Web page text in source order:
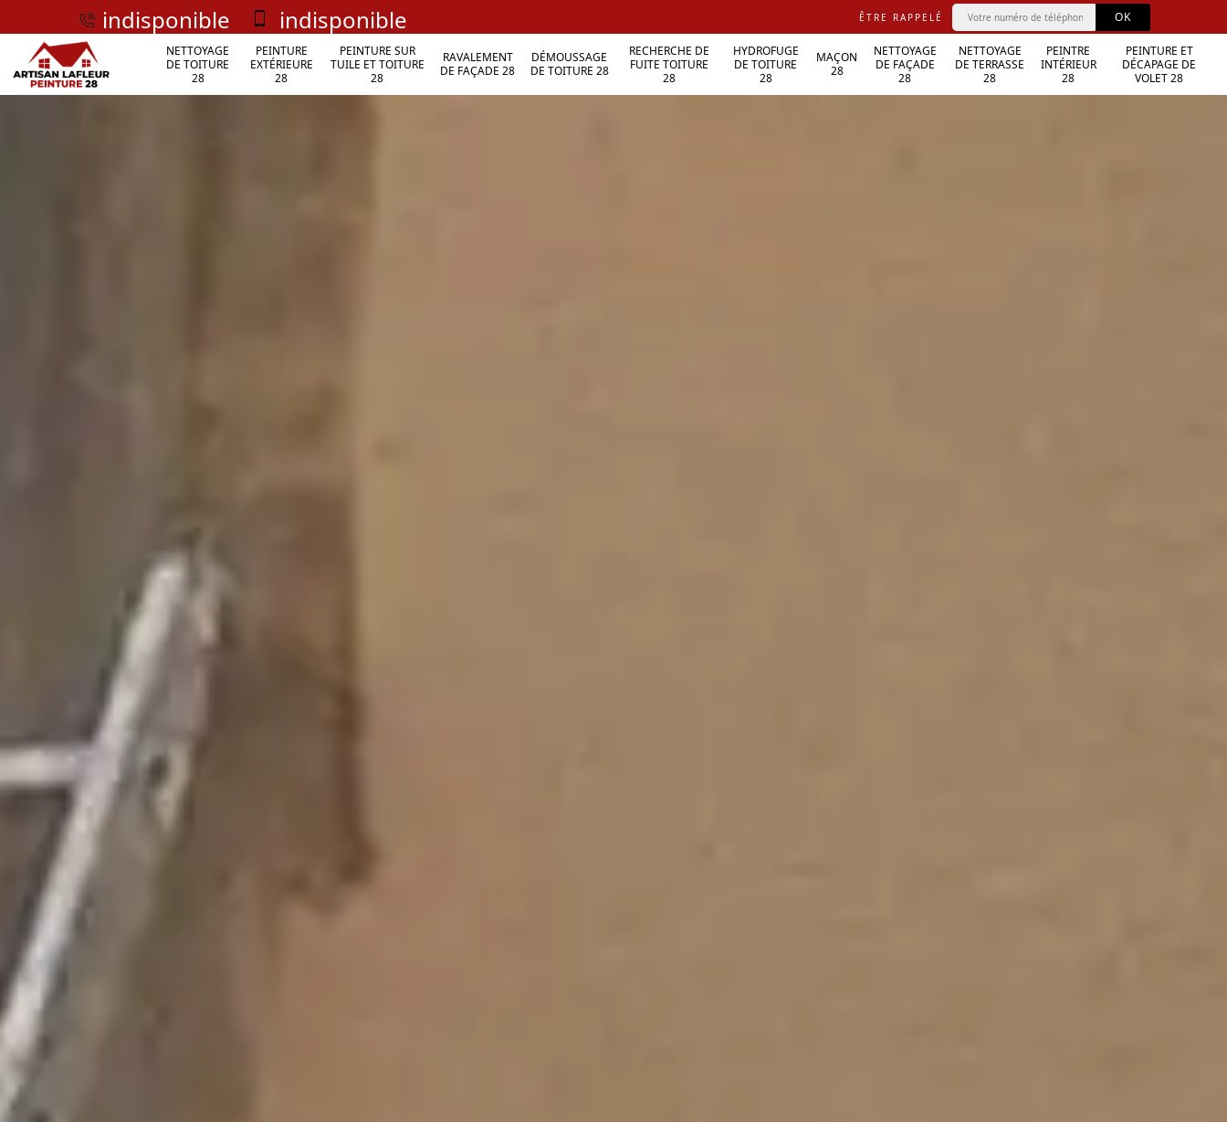
indisponible indisponible ÊTRE RAPPELÉ
NETTOYAGE
DE TOITURE
28
PEINTURE
EXTÉRIEURE
28
PEINTURE SUR
TUILE ET TOITURE
28
RAVALEMENT
DE FAÇADE 28
DÉMOUSSAGE
DE TOITURE 28
RECHERCHE DE
FUITE TOITURE
28
HYDROFUGE
DE TOITURE
28
MAÇON
28
NETTOYAGE
DE FAÇADE
28
NETTOYAGE
DE TERRASSE
28
PEINTRE
INTÉRIEUR
28
PEINTURE ET
DÉCAPAGE DE
VOLET 28